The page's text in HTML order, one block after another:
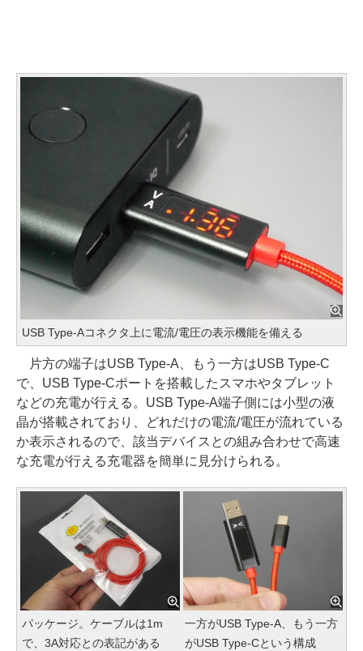
USB Type-Aコネクタ上に電流/電圧の表示機能を備える
片方の端子はUSB Type-A、もう一方はUSB Type-C
で、USB Type-Cポートを搭載したスマホやタブレット
などの充電が行える。USB Type-A端子側には小型の液
晶が搭載されており、どれだけの電流/電圧が流れている
か表示されるので、該当デバイスとの組み合わせで高速
な充電が行える充電器を簡単に見分けられる。
パッケージ。ケーブルは1m
で、3A対応との表記がある
一方がUSB Type-A、もう一方
がUSB Type-Cという構成